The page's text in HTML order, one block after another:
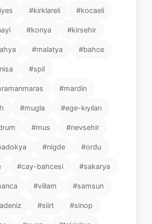
#kirklareli #kocaeli
#konya #kirsehir
#malatya #bahce
#spil
#mardin
#mugla #ege-kıyıları
#mus #nevsehir
#nigde #ordu
#cay-bahcesi #sakarya
#villam #samsun
#siirt #sinop